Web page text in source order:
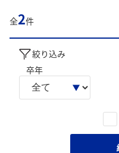
全2件
絞り込み
卒年